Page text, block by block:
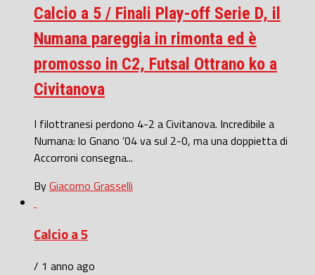
Calcio a 5 / Finali Play-off Serie D, il
Numana pareggia in rimonta ed è
promosso in C2, Futsal Ottrano ko a
Civitanova
I filottranesi perdono 4-2 a Civitanova. Incredibile a
Numana: lo Gnano ’04 va sul 2-0, ma una doppietta di
Accorroni consegna...
ByGiacomo Grasselli
Calcio a 5
/ 1 anno ago